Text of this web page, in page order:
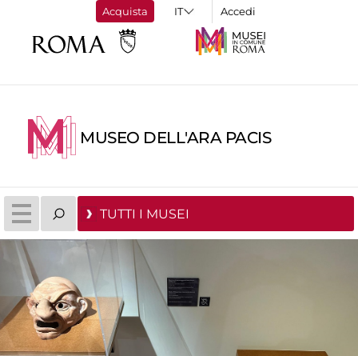
Acquista Accedi
MUSEO DELL'ARA PACIS
TUTTI I MUSEI